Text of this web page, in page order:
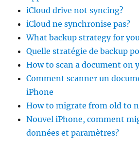
iCloud drive not syncing?
iCloud ne synchronise pas?
What backup strategy for
Quelle stratégie de backup
How to scan a document on
Comment scanner un
iPhone
How to migrate from old to
Nouvel iPhone, comment
données et paramètres?